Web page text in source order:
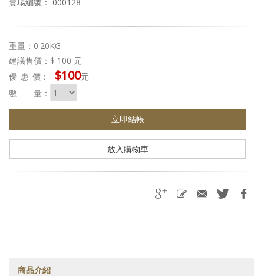
重量：0.20KG
建議售價：$100 元
優惠 價： $100元
數 量：
立即結帳
放入購物車
商品介紹